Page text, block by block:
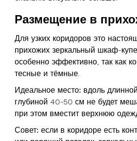
Размещение в
Для узких коридоров это
прихожих зеркальный шкаф-
особенно эффективно, так как
тесные и тёмные.
Идеальное место: вдоль
глубиной 40-50 см не будет
при этом вместит верхнюю
Совет: если в коридоре есть